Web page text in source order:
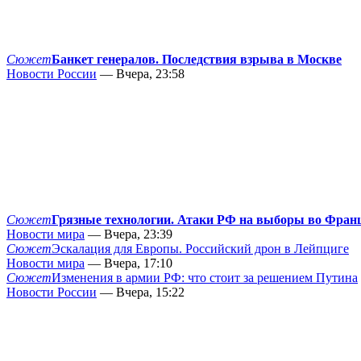
СюжетБанкет генералов. Последствия взрыва в Москве
Новости России — Вчера, 23:58
СюжетГрязные технологии. Атаки РФ на выборы во
Новости мира — Вчера, 23:39
СюжетЭскалация для Европы. Российский дрон в Лейпциге
Новости мира — Вчера, 17:10
СюжетИзменения в армии РФ: что стоит за решением Путина
Новости России — Вчера, 15:22